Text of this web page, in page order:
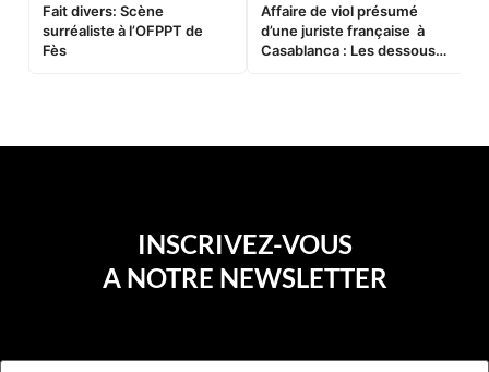
Fait divers: Scène
surréaliste à l’OFPPT de
Fès
Affaire de viol présumé
d’une juriste française à
Casablanca : Les dessous
INSCRIVEZ-VOUS
A NOTRE NEWSLETTER